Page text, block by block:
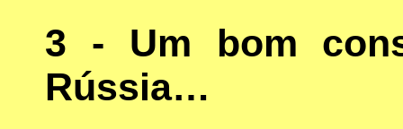
3 - Um bom
Rússia…